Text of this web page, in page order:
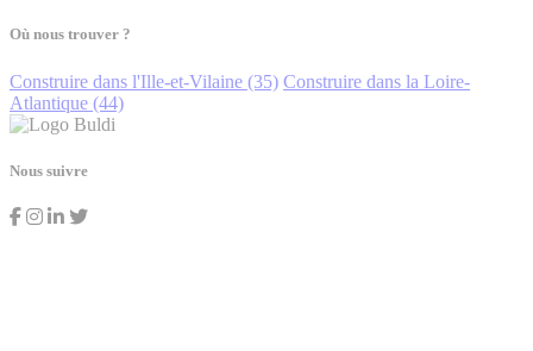
Où nous trouver ?
Construire dans l'Ille-et-Vilaine (35) Construire dans la Loire-
Atlantique (44)
Nous suivre